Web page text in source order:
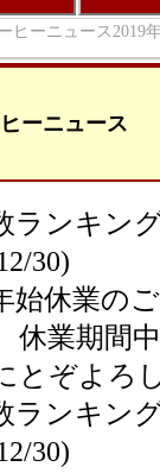
ヒーニュース2019
ーニュース
ランキン
30)
始休業の
休業期間
とぞよろ
ランキン
30)